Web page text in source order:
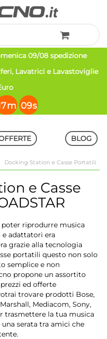
09/08 spedizione
Lavatrici e Lavastoviglie
m 08s
BLOG
Docking Station e Casse Portatili
e Casse
poter riprodurre musica
e adattatori era
grazie alla tecnologia
portatili questo non solo
semplice e non
propone un assortito
ed offerte
trovare prodotti Bose,
Mediacom, Sony,
trasmettere la tua musica
serata tra amici che